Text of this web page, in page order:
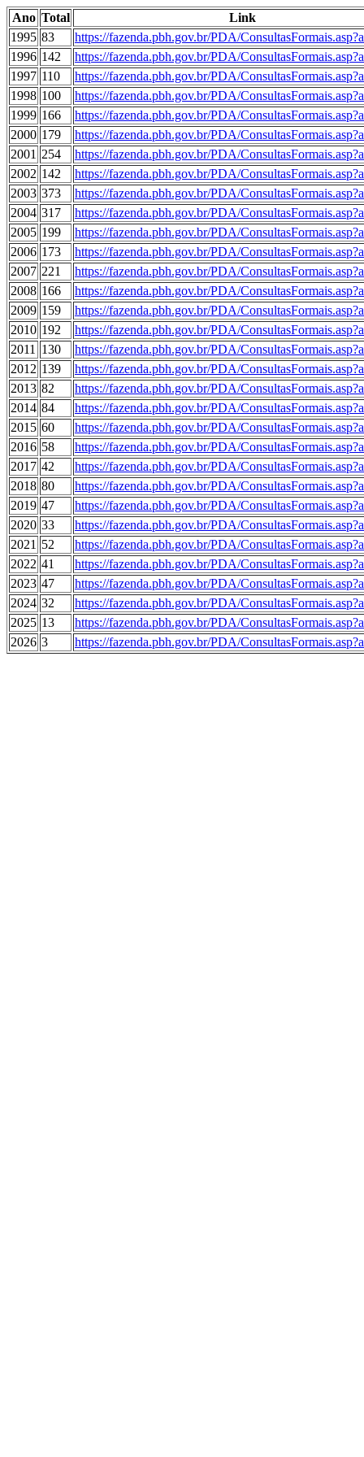
Ano Total
Link
1995 83
https://fazenda.pbh.gov.br/PDA/
1996 142
https://fazenda.pbh.gov.br/PDA/
1997 110
https://fazenda.pbh.gov.br/PDA/
1998 100
https://fazenda.pbh.gov.br/PDA/
1999 166
https://fazenda.pbh.gov.br/PDA/
2000 179
https://fazenda.pbh.gov.br/PDA/
2001 254
https://fazenda.pbh.gov.br/PDA/
2002 142
https://fazenda.pbh.gov.br/PDA/
2003 373
https://fazenda.pbh.gov.br/PDA/
2004 317
https://fazenda.pbh.gov.br/PDA/
2005 199
https://fazenda.pbh.gov.br/PDA/
2006 173
https://fazenda.pbh.gov.br/PDA/
2007 221
https://fazenda.pbh.gov.br/PDA/
2008 166
https://fazenda.pbh.gov.br/PDA/
2009 159
https://fazenda.pbh.gov.br/PDA/
2010 192
https://fazenda.pbh.gov.br/PDA/
2011
130
https://fazenda.pbh.gov.br/PDA/
2012 139
https://fazenda.pbh.gov.br/PDA/
2013 82
https://fazenda.pbh.gov.br/PDA/
2014 84
https://fazenda.pbh.gov.br/PDA/
2015 60
https://fazenda.pbh.gov.br/PDA/
2016 58
https://fazenda.pbh.gov.br/PDA/
2017 42
https://fazenda.pbh.gov.br/PDA/
2018 80
https://fazenda.pbh.gov.br/PDA/
2019 47
https://fazenda.pbh.gov.br/PDA/
2020 33
https://fazenda.pbh.gov.br/PDA/
2021 52
https://fazenda.pbh.gov.br/PDA/
2022 41
https://fazenda.pbh.gov.br/PDA/
2023 47
https://fazenda.pbh.gov.br/PDA/
2024 32
https://fazenda.pbh.gov.br/PDA/
2025 13
https://fazenda.pbh.gov.br/PDA/
2026 3 https://fazenda.pbh.gov.br/PDA/